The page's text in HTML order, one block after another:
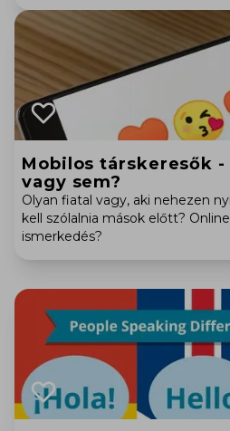
Mobilos társkeresők -
vagy sem?
Olyan fiatal vagy, aki nehezen
kell szólalnia mások előtt?
ismerkedés?